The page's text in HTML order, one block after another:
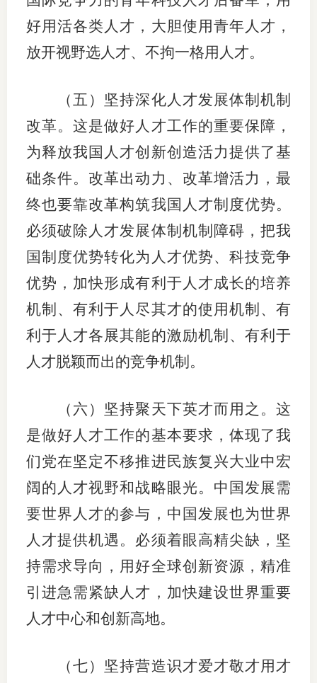
好用活各类人才，大胆使用青年人才，
放开视野选人才、不拘一格用人才。
（五）坚持深化人才发展体制机制
改革。这是做好人才工作的重要保障，
为释放我国人才创新创造活力提供了基
础条件。改革出动力、改革增活力，最
终也要靠改革构筑我国人才制度优势。
必须破除人才发展体制机制障碍，把我
国制度优势转化为人才优势、科技竞争
优势，加快形成有利于人才成长的培养
机制、有利于人尽其才的使用机制、有
利于人才各展其能的激励机制、有利于
人才脱颖而出的竞争机制。
（六）坚持聚天下英才而用之。这
是做好人才工作的基本要求，体现了我
们党在坚定不移推进民族复兴大业中宏
阔的人才视野和战略眼光。中国发展需
要世界人才的参与，中国发展也为世界
人才提供机遇。必须着眼高精尖缺，坚
持需求导向，用好全球创新资源，精准
引进急需紧缺人才，加快建设世界重要
人才中心和创新高地。
（七）坚持营造识才爱才敬才用才